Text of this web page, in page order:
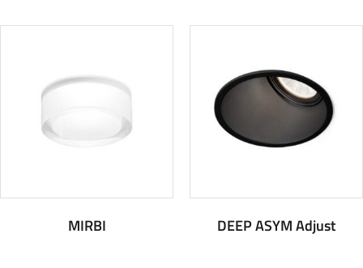
MIRBI DEEP ASYM Adjust